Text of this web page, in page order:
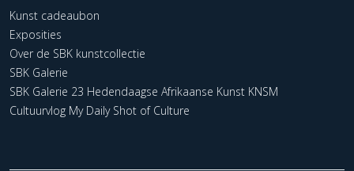
Kunst cadeaubon
Exposities
Over de SBK kunstcollectie
SBK Galerie
SBK Galerie 23 Hedendaagse Afrikaanse Kunst KNSM
Cultuurvlog My Daily Shot of Culture